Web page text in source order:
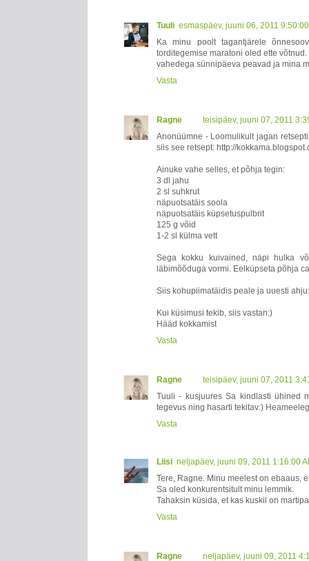
Tuuli esmaspäev, juuni 06, 2011
Ka minu poolt tagantjärele
torditegemise maratoni oled ette
vahedega sünnipäeva peavad ja mina
Vasta
Ragne
teisipäev, juuni 07, 2011
Anonüümne - Loomulikult jagan
siis see retsept: http://
Ainuke vahe selles, et põhja tegin:
3 dl jahu
2 sl suhkrut
näpuotsatäis soola
näpuotsatäis küpsetuspulbrit
125 g võid
1-2 sl külma vett
Sega kokku kuivained, näpi hulka
läbimõõduga vormi. Eelküpseta põhja
Siis kohupiimatäidis peale ja uuesti
Kui küsimusi tekib, siis vastan:)
Hääd kokkamist
Vasta
Ragne
teisipäev, juuni 07, 2011
Tuuli - kusjuures Sa kindlasti ühined
tegevus ning hasarti tekitav:)
Vasta
Liisi neljapäev, juuni 09, 2011 1:16:00
Tere, Ragne. Minu meelest on ebaaus,
Sa oled konkurentsitult minu lemmik.
Tahaksin küsida, et kas kuskil on
Vasta
Ragne neljapäev, juuni 09, 2011